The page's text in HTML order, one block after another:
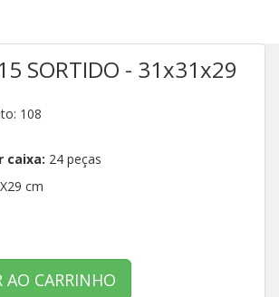
SORTIDO - 31x31x29
108
caixa: 24 peças
cm
AO CARRINHO